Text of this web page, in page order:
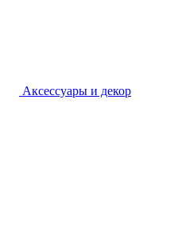
Аксессуары и декор